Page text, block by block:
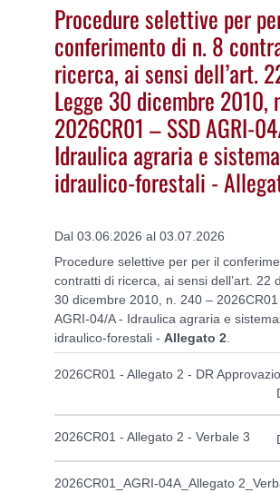
Procedure selettive per
conferimento di n. 8
ricerca, ai sensi dell’art.
Legge 30 dicembre 2010,
2026CR01 – SSD AGRI-
Idraulica agraria e
idraulico-forestali -
Dal 03.06.2026 al 03.07.2026
Procedure selettive per per il
contratti di ricerca, ai sensi dell’art. 22
30 dicembre 2010, n. 240 –
AGRI-04/A - Idraulica agraria e
idraulico-forestali - Allegato 2
2026CR01 - Allegato 2 - DR
2026CR01 - Allegato 2 - Verbale 3
2026CR01_AGRI-04A_Allegato